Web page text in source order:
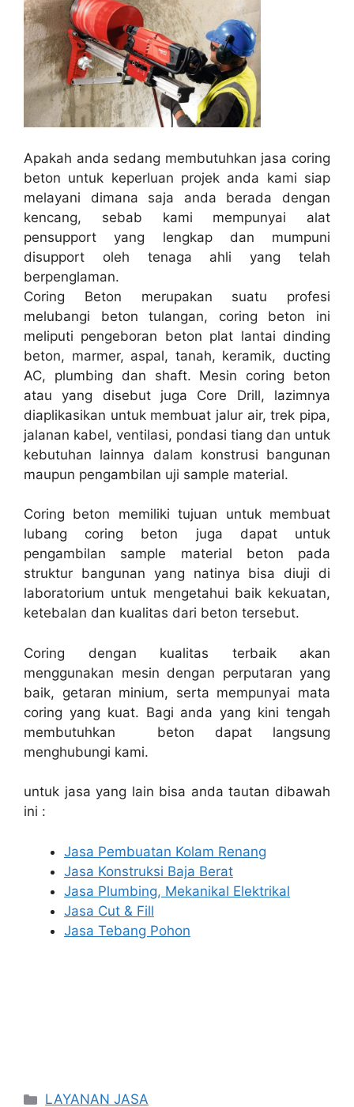
Apakah anda sedang membutuhkan jasa coring
beton untuk keperluan projek anda kami siap
melayani dimana saja anda berada dengan
kencang, sebab kami mempunyai alat
pensupport yang lengkap dan mumpuni
disupport oleh tenaga ahli yang telah
berpenglaman.
Coring Beton merupakan suatu profesi
melubangi beton tulangan, coring beton ini
meliputi pengeboran beton plat lantai dinding
beton, marmer, aspal, tanah, keramik, ducting
AC, plumbing dan shaft. Mesin coring beton
atau yang disebut juga Core Drill, lazimnya
diaplikasikan untuk membuat jalur air, trek pipa,
jalanan kabel, ventilasi, pondasi tiang dan untuk
kebutuhan lainnya dalam konstrusi bangunan
maupun pengambilan uji sample material.
Coring beton memiliki tujuan untuk membuat
lubang coring beton juga dapat untuk
pengambilan sample material beton pada
struktur bangunan yang natinya bisa diuji di
laboratorium untuk mengetahui baik kekuatan,
ketebalan dan kualitas dari beton tersebut.
Coring dengan kualitas terbaik akan
menggunakan mesin dengan perputaran yang
baik, getaran minium, serta mempunyai mata
coring yang kuat. Bagi anda yang kini tengah
membutuhkan beton dapat langsung
menghubungi kami.
untuk jasa yang lain bisa anda tautan dibawah
ini :
Jasa Pembuatan Kolam Renang
Jasa Konstruksi Baja Berat
Jasa Plumbing, Mekanikal Elektrikal
Jasa Cut & Fill
Jasa Tebang Pohon
Categories
LAYANAN JASA